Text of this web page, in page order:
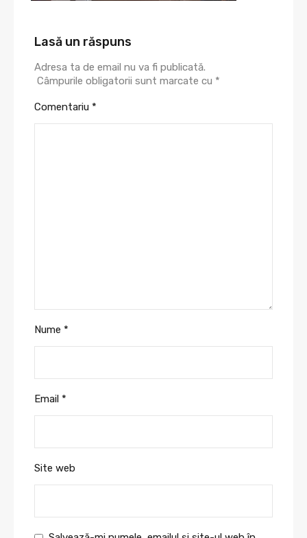
Lasă un răspuns
Adresa ta de email nu va fi publicată.
Câmpurile obligatorii sunt marcate cu *
Comentariu *
Nume *
Email *
Site web